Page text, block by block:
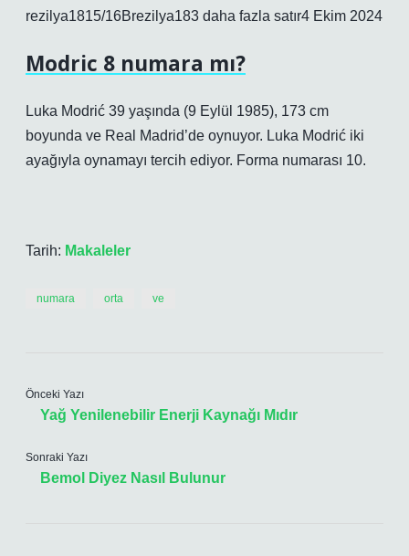
rezilya1815/16Brezilya183 daha fazla satır4 Ekim 2024
Modric 8 numara mı?
Luka Modrić 39 yaşında (9 Eylül 1985), 173 cm
boyunda ve Real Madrid’de oynuyor. Luka Modrić iki
ayağıyla oynamayı tercih ediyor. Forma numarası 10.
Tarih: Makaleler
numara orta ve
Önceki Yazı
Yağ Yenilenebilir Enerji Kaynağı Mıdır
Sonraki Yazı
Bemol Diyez Nasıl Bulunur